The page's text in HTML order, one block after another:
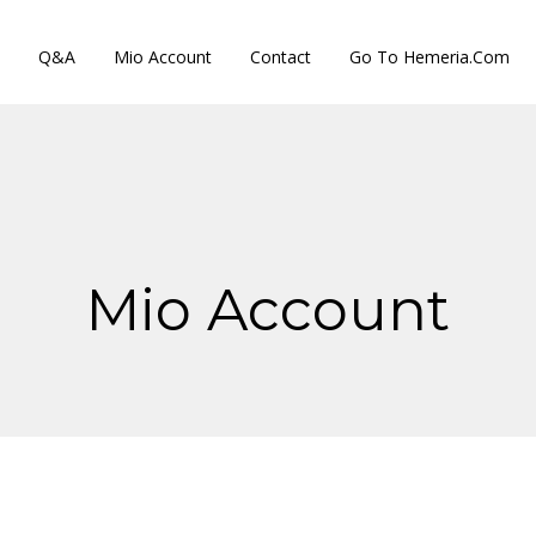
Q&A Mio Account Contact Go To Hemeria.com
Mio Account